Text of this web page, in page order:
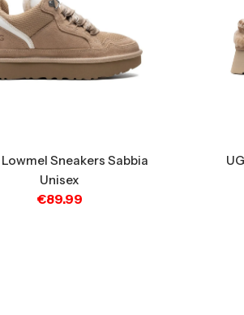
Lowmel Sneakers Sabbia
Unisex
€89.99